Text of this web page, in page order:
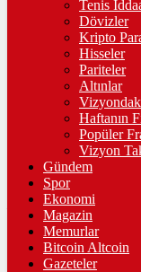
%-0,30
%0,70
LİTECOİN
ETHEREUM
Tenis
Dövizler
Kripto
Hisseler
Pariteler
Altınlar
Haftanın
Popüler
Vizyon
Gündem
Spor
Ekonomi
Magazin
Memurlar
Bitcoin Altcoin
Gazeteler